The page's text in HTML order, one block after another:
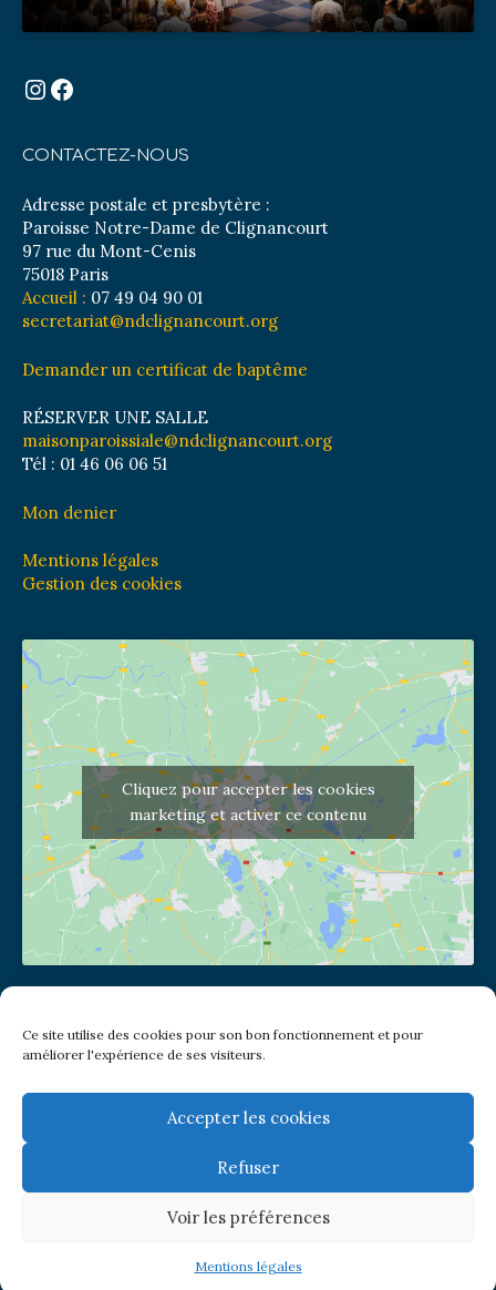
Ce site utilise des cookies pour son bon fonctionnement et pour
améliorer l'expérience de ses visiteurs.
Accepter les cookies
Refuser
Voir les préférences
Mentions légales
Instagram
Facebook
CONTACTEZ-NOUS
Adresse postale et presbytère :
Paroisse Notre-Dame de Clignancourt
97 rue du Mont-Cenis
75018 Paris
Accueil : 07 49 04 90 01
secretariat@ndclignancourt.org
Demander un certificat de baptême
RÉSERVER UNE SALLE
maisonparoissiale@ndclignancourt.org
Tél : 01 46 06 06 51
Mon denier
Mentions légales
Gestion des cookies
Cliquez pour accepter les cookies
marketing et activer ce contenu
(pas de courrier à cette adresse)
2 place Jules Joffrin - 75018
Metro: Jules Joffrin ou Simplon
Bus : Mairie du XVIII
Newsletter
© Paroisse Notre-Dame de Clignancourt